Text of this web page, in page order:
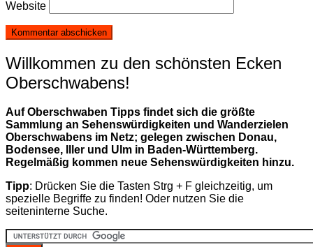
Website
Willkommen zu den schönsten Ecken
Oberschwabens!
Auf Oberschwaben Tipps findet sich die größte
Sammlung an Sehenswürdigkeiten und Wanderzielen
Oberschwabens im Netz; gelegen zwischen Donau,
Bodensee, Iller und Ulm in Baden-Württemberg.
Regelmäßig kommen neue Sehenswürdigkeiten hinzu.
Tipp: Drücken Sie die Tasten Strg + F gleichzeitig, um
spezielle Begriffe zu finden! Oder nutzen Sie die
seiteninterne Suche.